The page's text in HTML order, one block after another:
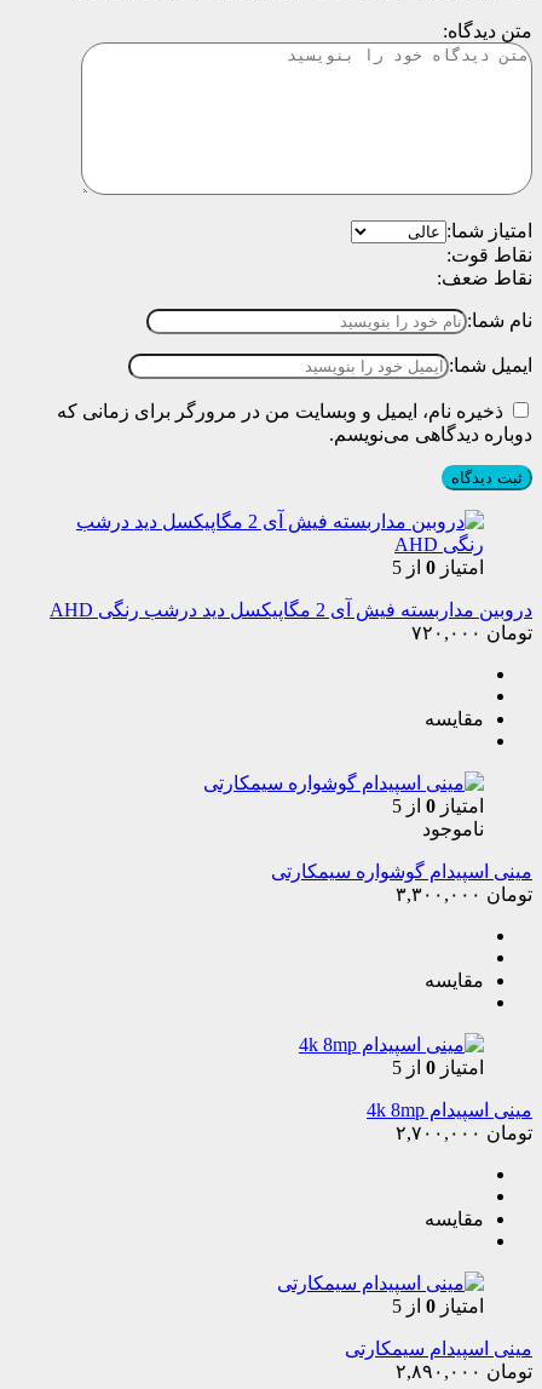
متن دیدگاه:
امتیاز شما:
نقاط قوت:
نقاط ضعف:
نام شما:
ایمیل شما:
ذخیره نام، ایمیل و وبسایت من در مرورگر برای زمانی که
دوباره دیدگاهی می‌نویسم.
امتیاز 0 از 5
دروبین مداربسته فیش آی 2 مگاپیکسل دید درشب رنگی AHD
تومان
مقایسه
امتیاز 0 از 5
ناموجود
مینی اسپیدام گوشواره سیمکارتی
تومان
مقایسه
امتیاز 0 از 5
مینی اسپیدام 4k 8mp
تومان
مقایسه
امتیاز 0 از 5
مینی اسپیدام سیمکارتی
تومان